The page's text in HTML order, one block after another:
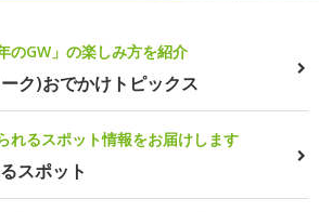
のGW」の楽しみ方を紹介
ク)おでかけトピックス
れるスポット情報をお届けします
スポット